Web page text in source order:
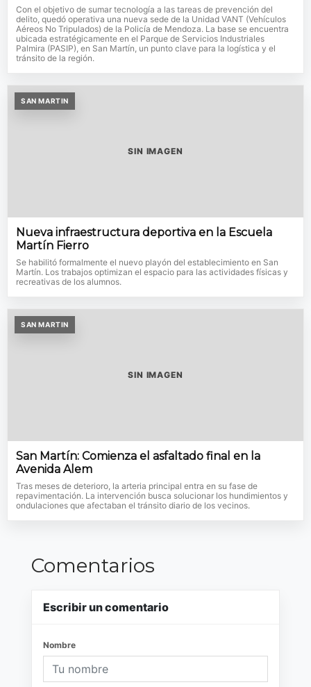
Con el objetivo de sumar tecnología a las tareas de prevención del
delito, quedó operativa una nueva sede de la Unidad VANT (Vehículos
Aéreos No Tripulados) de la Policía de Mendoza. La base se encuentra
ubicada estratégicamente en el Parque de Servicios Industriales
Palmira (PASIP), en San Martín, un punto clave para la logística y el
tránsito de la región.
SAN MARTIN
SIN IMAGEN
Nueva infraestructura deportiva en la Escuela
Martín Fierro
Se habilitó formalmente el nuevo playón del establecimiento en San
Martín. Los trabajos optimizan el espacio para las actividades físicas y
recreativas de los alumnos.
SAN MARTIN
SIN IMAGEN
San Martín: Comienza el asfaltado final en la
Avenida Alem
Tras meses de deterioro, la arteria principal entra en su fase de
repavimentación. La intervención busca solucionar los hundimientos y
ondulaciones que afectaban el tránsito diario de los vecinos.
Comentarios
Escribir un comentario
Nombre